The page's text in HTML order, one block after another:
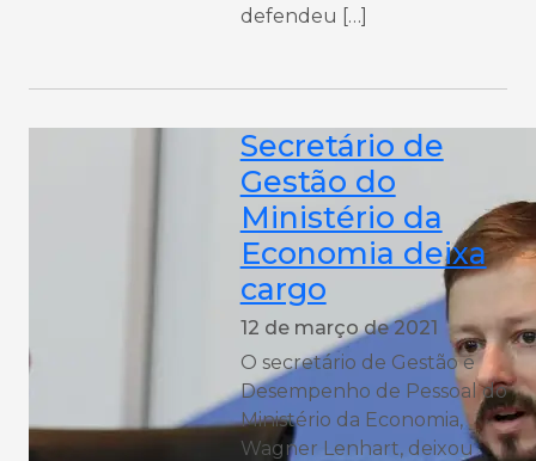
defendeu […]
Secretário de
Gestão do
Ministério da
Economia deixa
cargo
12 de março de 2021
O secretário de Gestão e
Desempenho de Pessoal do
Ministério da Economia,
Wagner Lenhart, deixou